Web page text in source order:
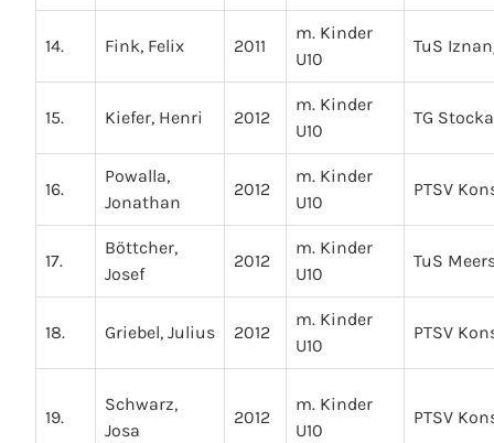
14. Fink, Felix 2011
m. Kinder
U10
TuS
15. Kiefer, Henri 2012
m. Kinder
U10
TG
16.
Powalla,
Jonathan
2012
m. Kinder
U10
PTSV
17.
Böttcher,
Josef
2012
m. Kinder
U10
TuS
18. Griebel, Julius 2012
m. Kinder
U10
PTSV
19.
Schwarz,
Josa
2012
m. Kinder
U10
PTSV